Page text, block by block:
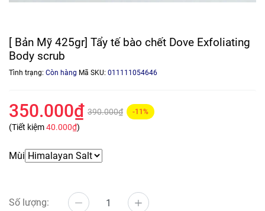
[ Bản Mỹ 425gr] Tẩy tế bào chết Dove Exfoliating
Body scrub
Tình trạng: Còn hàng Mã SKU: 011111054646
350.000₫ 390.000₫ -11%
(Tiết kiệm40.000₫)
Mùi
Số lượng: